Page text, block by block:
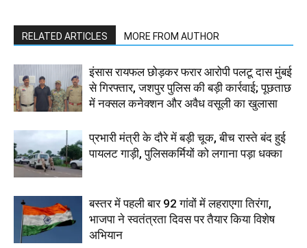
RELATED ARTICLES MORE FROM AUTHOR
इंसास रायफल छोड़कर फरार आरोपी पलटू दास मुंबई
से गिरफ्तार, जशपुर पुलिस की बड़ी कार्रवाई; पूछताछ
में नक्सल कनेक्शन और अवैध वसूली का खुलासा
प्रभारी मंत्री के दौरे में बड़ी चूक, बीच रास्ते बंद हुई
पायलट गाड़ी, पुलिसकर्मियों को लगाना पड़ा धक्का
बस्तर में पहली बार 92 गांवों में लहराएगा तिरंगा,
भाजपा ने स्वतंत्रता दिवस पर तैयार किया विशेष
अभियान